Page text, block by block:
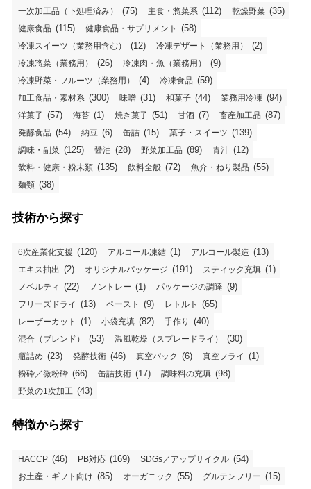
一次加工品（下処理済み） (75) 主食・惣菜系 (112) 乾燥野菜 (35)
健康食品 (115) 健康食品・サプリメント (58)
冷凍スイーツ（業務用含む） (12) 冷凍デザート（業務用） (2)
冷凍惣菜（業務用） (26) 冷凍肉・魚（業務用） (9)
冷凍野菜・フルーツ（業務用） (4) 冷凍食品 (59)
加工食品・素材系 (300) 味噌 (31) 和菓子 (44) 業務用冷凍 (94)
洋菓子 (57) 海苔 (1) 焼き菓子 (51) 甘酒 (7) 畜産加工品 (87)
発酵食品 (54) 納豆 (6) 缶詰 (15) 菓子・スイーツ (139)
調味・副菜 (125) 醤油 (28) 野菜加工品 (89) 青汁 (12)
飲料・健康・粉末類 (135) 飲料全般 (72) 魚介・ねり製品 (55)
麺類 (38)
技術から探す
6次産業化支援 (120) アルコール凍結 (1) アルコール製造 (13)
エキス抽出 (2) オリジナルパッケージ (191) スティック充填 (1)
ノベルティ (22) ノントレー (1) パッケージの調達 (9)
フリーズドライ (13) ペースト (9) レトルト (65)
レーザーカット (1) 小袋充填 (82) 手作り (40)
混合（ブレンド） (53) 温風乾燥（スプレードライ） (30)
瓶詰め (23) 発酵技術 (46) 真空パック (6) 真空フライ (1)
粉砕／微粉砕 (66) 缶詰技術 (17) 調味料の充填 (98)
野菜の1次加工 (43)
特徴から探す
HACCP (46) PB対応 (169) SDGs／アップサイクル (54)
お土産・ギフト向け (85) オーガニック (55) グルテンフリー (15)